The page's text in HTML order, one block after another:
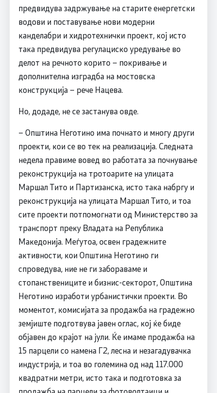
предвидува задржување на старите енергетски
водови и поставување нови модерни
канделабри и хидротехнички проект, кој исто
така предвидува регулациско уредување во
делот на речното корито – покривање и
дополнителна изградба на мостовска
конструкција – рече Нацева.
Но, додаде, не се застанува овде.
– Општина Неготино има почнато и многу други
проекти, кои се во тек на реализација. Следната
недела правиме вовед во работата за почнување
реконструкција на тротоарите на улицата
Маршал Тито и Партизанска, исто така набргу и
реконструкција на улицата Маршал Тито, и тоа
сите проекти потпомогнати од Министерство за
транспорт преку Владата на Република
Македонија. Меѓутоа, освен градежните
активности, кои Општина Неготино ги
спроведува, ние не ги забораваме и
стопанствениците и бизнис-секторот, Општина
Неготино изработи урбанистички проекти. Во
моментот, комисијата за продажба на градежно
земјиште подготвува јавен оглас, кој ќе биде
објавен до крајот на јули. Ќе имаме продажба на
15 парцели со намена Г2, лесна и незагадувачка
индустрија, и тоа во големина од над 117.000
квадратни метри, исто така и подготовка за